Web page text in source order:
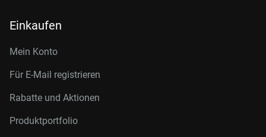
Einkaufen
Mein Konto
Für E-Mail registrieren
Rabatte und Aktionen
Produktportfolio